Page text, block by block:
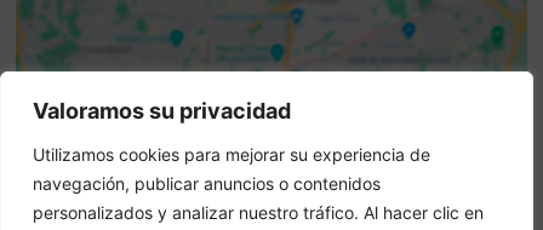
Valoramos su privacidad
Utilizamos cookies para mejorar su experiencia de
navegación, publicar anuncios o contenidos
personalizados y analizar nuestro tráfico. Al hacer clic en
información del hotel y ofrece el servicio de Booking
online.
¿Eres el propietario de esta web?–Reservar ahora